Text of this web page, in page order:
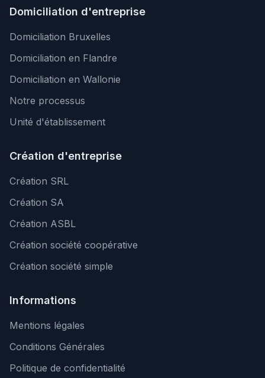
Domiciliation d'entreprise
Domiciliation Bruxelles
Domiciliation en Flandre
Domiciliation en Wallonie
Notre processus
Unité d'établissement
Création d'entreprise
Création SRL
Création SA
Création ASBL
Création société coopérative
Création société simple
Informations
Mentions légales
Conditions Générales
Politique de confidentialité